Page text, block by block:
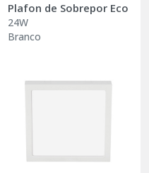
Plafon de Sobrepor Eco
24W
Branco